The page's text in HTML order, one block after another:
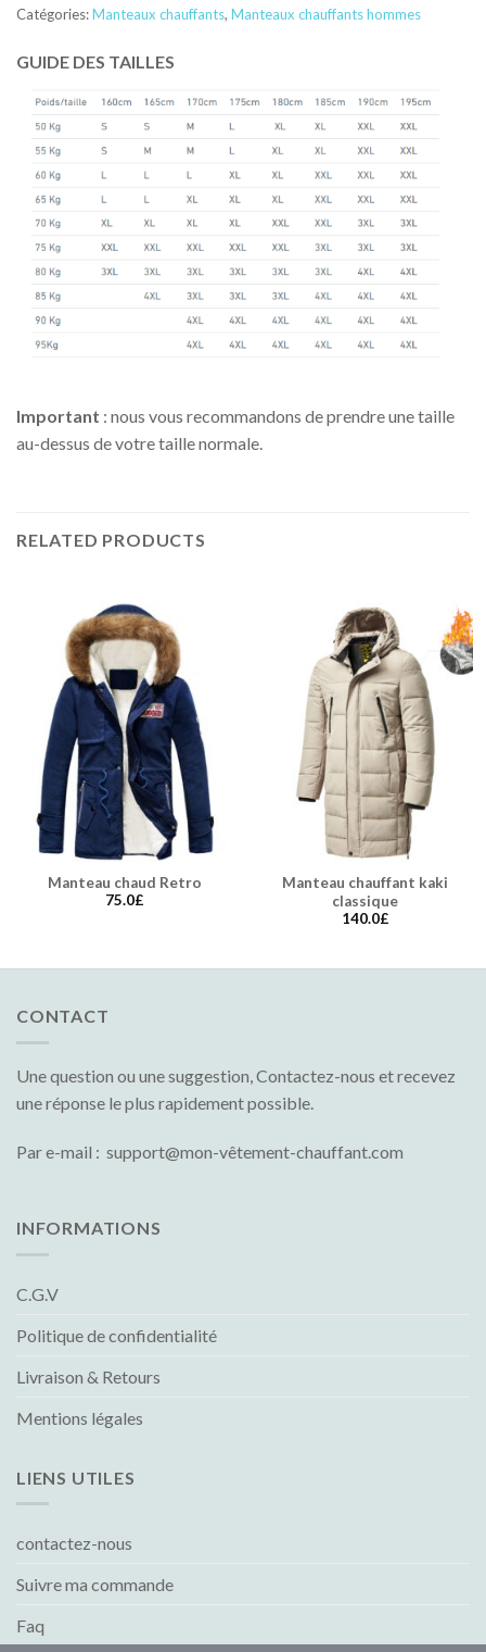
Catégories:Manteaux chauffants, Manteaux chauffants hommes
GUIDE DES TAILLES
Important : nous vous recommandons de prendre une taille
au-dessus de votre taille normale.
RELATED PRODUCTS
Manteau chaud Retro
75.0£
Manteau chauffant kaki
classique
140.0£
CONTACT
Une question ou une suggestion, Contactez-nous et recevez
une réponse le plus rapidement possible.
Par e-mail : support@mon-vêtement-chauffant.com
INFORMATIONS
C.G.V
Politique de confidentialité
Livraison & Retours
Mentions légales
LIENS UTILES
contactez-nous
Suivre ma commande
Faq